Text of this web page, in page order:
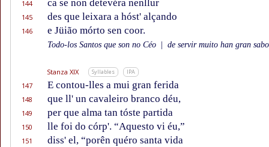
144 ca se non detevéra nenllur
145 des que leixara a hóst' alçando
146 e Jüião mórto sen coor.
Todo-los Santos que son no Céo de servir muito han gran
Stanza XIX Syllables IPA
147 E contou-lles a mui gran ferida
148 que ll' un cavaleiro branco déu,
149 per que alma tan tóste partida
150 lle foi do córp'. “Aquesto vi éu,”
151 diss' el, “porên quéro santa vida